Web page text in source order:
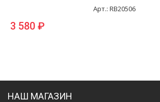
Арт.: RB20506
3 580 ₽
НАШ МАГАЗИН